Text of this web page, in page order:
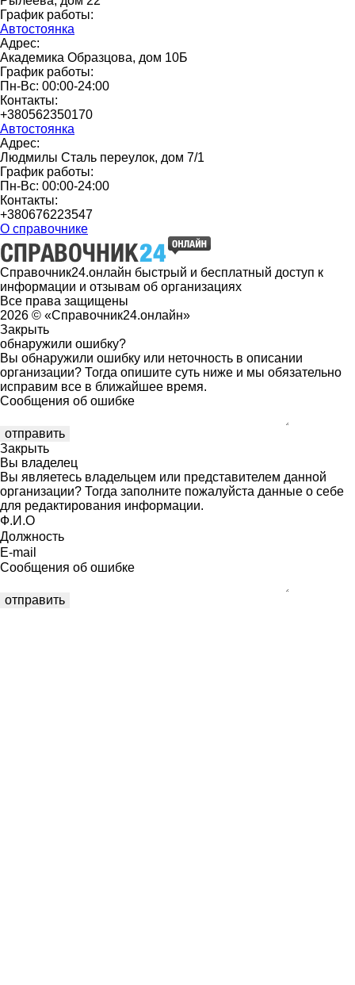
График работы:
Автостоянка
Адрес:
Академика Образцова, дом 10Б
График работы:
Пн-Вс: 00:00-24:00
Контакты:
+380562350170
Автостоянка
Адрес:
Людмилы Сталь переулок, дом 7/1
График работы:
Пн-Вс: 00:00-24:00
Контакты:
+380676223547
О справочнике
Справочник24.онлайн быстрый и бесплатный доступ к
информации и отзывам об организациях
Все права защищены
2026 © «Справочник24.онлайн»
Закрыть
обнаружили ошибку?
Вы обнаружили ошибку или неточность в описании
организации? Тогда опишите суть ниже и мы обязательно
исправим все в ближайшее время.
Сообщения об ошибке
Закрыть
Вы владелец
Вы являетесь владельцем или представителем данной
организации? Тогда заполните пожалуйста данные о себе
для редактирования информации.
Ф.И.О
Должность
E-mail
Сообщения об ошибке